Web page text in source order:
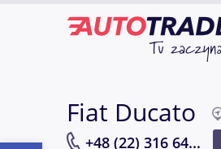
Fiat Ducato
+48 (22) 316 64...